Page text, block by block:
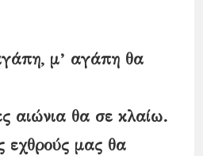
μ’ αγάπη θα
αιώνια θα σε κλαίω.
εχθρούς μας θα